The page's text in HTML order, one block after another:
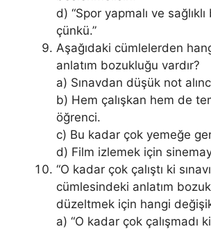
d) “Spor yapmalı ve
çünkü.”
Aşağıdaki cümlelerden
anlatım bozukluğu vardır?
a) Sınavdan düşük not
b) Hem çalışkan hem de
öğrenci.
c) Bu kadar çok yemeğe
d) Film izlemek için
“O kadar çok çalıştı ki
cümlesindeki anlatım
düzeltmek için hangi
a) “O kadar çok çalışmadı ki